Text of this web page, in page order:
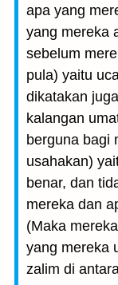
apa yang
yang mereka
sebelum
pula) yaitu
dikatakan
kalangan
berguna bagi
usahakan)
benar, dan
mereka dan
(Maka
yang mereka
zalim di